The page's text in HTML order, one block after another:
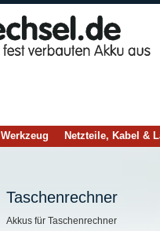
Werkzeug Netzteile, Kabel &
Taschenrechner
Akkus für Taschenrechner